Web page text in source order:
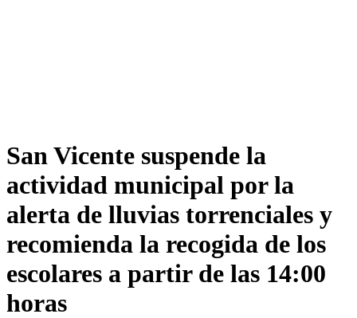
San Vicente suspende la
actividad municipal por la
alerta de lluvias torrenciales y
recomienda la recogida de los
escolares a partir de las 14:00
horas